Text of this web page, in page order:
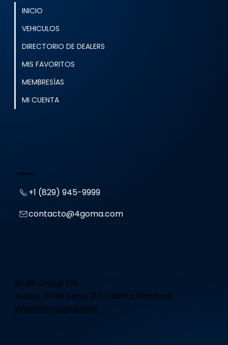
INICIO
VEHICULOS
DIRECTORIO DE DEALERS
MIS FAVORITOS
MEMBRESÍAS
MI CUENTA
Contactos
+1 (829) 945-9999
contacto@4goma.com
By NF Group SRL
Autop. 30 de Mayo 217, Distrito Nacional.
info@nfgrouprd.com